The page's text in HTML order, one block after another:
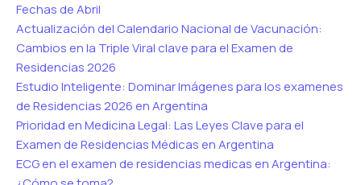
Fechas de Abril
Actualización del Calendario Nacional de Vacunación:
Cambios en la Triple Viral clave para el Examen de
Residencias 2026
Estudio Inteligente: Dominar Imágenes para los examenes
de Residencias 2026 en Argentina
Prioridad en Medicina Legal: Las Leyes Clave para el
Examen de Residencias Médicas en Argentina
ECG en el examen de residencias medicas en Argentina: